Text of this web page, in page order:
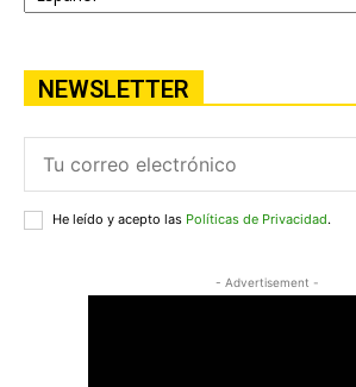
NEWSLETTER
He leído y acepto las Políticas de Privacidad.
- Advertisement -